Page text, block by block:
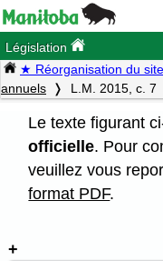
Législation
★ Réorganisation du
annuels
L.M. 2015, c. 7
Le texte figurant
officielle. Pour
veuillez vous
format PDF.